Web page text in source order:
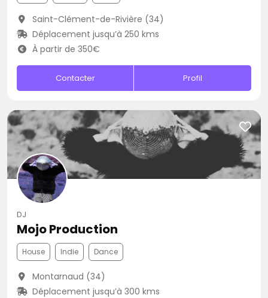
Saint-Clément-de-Rivière (34)
Déplacement jusqu’à 250 kms
À partir de 350€
Contacter Profil
DJ
Mojo Production
House Indie Dance
Montarnaud (34)
Déplacement jusqu’à 300 kms